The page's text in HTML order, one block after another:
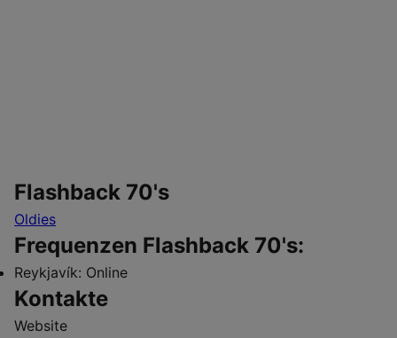
Flashback 70's
Oldies
Frequenzen Flashback 70's:
Reykjavík: Online
Kontakte
Website